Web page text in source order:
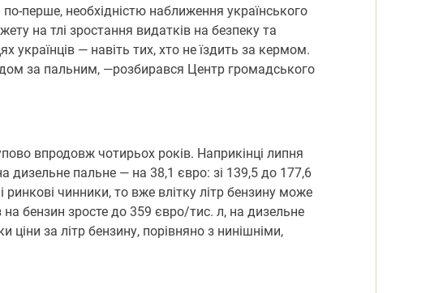
перше, необхідністю наближення українського
на тлі зростання видатків на безпеку та
— навіть тих, хто не їздить за кермом.
за пальним, —розбирався Центр громадського
впродовж чотирьох років. Наприкінці липня
дизельне пальне — на 38,1 євро: зі 139,5 до 177,6
чинники, то вже влітку літр бензину може
бензин зросте до 359 євро/тис. л, на дизельне
за літр бензину, порівняно з нинішніми,